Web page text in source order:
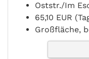
Oststr./Im
65,10 EUR
Großfläche,